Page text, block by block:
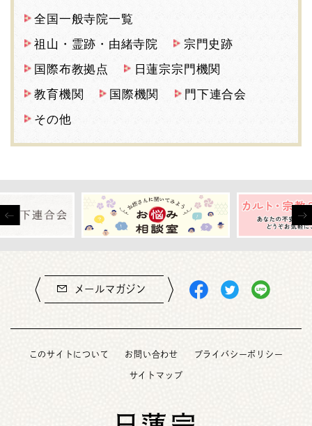
全国一般寺院一覧
祖山・霊跡・由緒寺院
宗門史跡
国際布教拠点
日蓮宗宗門機関
教育機関
国際機関
門下連合会
その他
メールマガジン
このサイトについて お問い合わせ プライバシーポリシー
サイトマップ